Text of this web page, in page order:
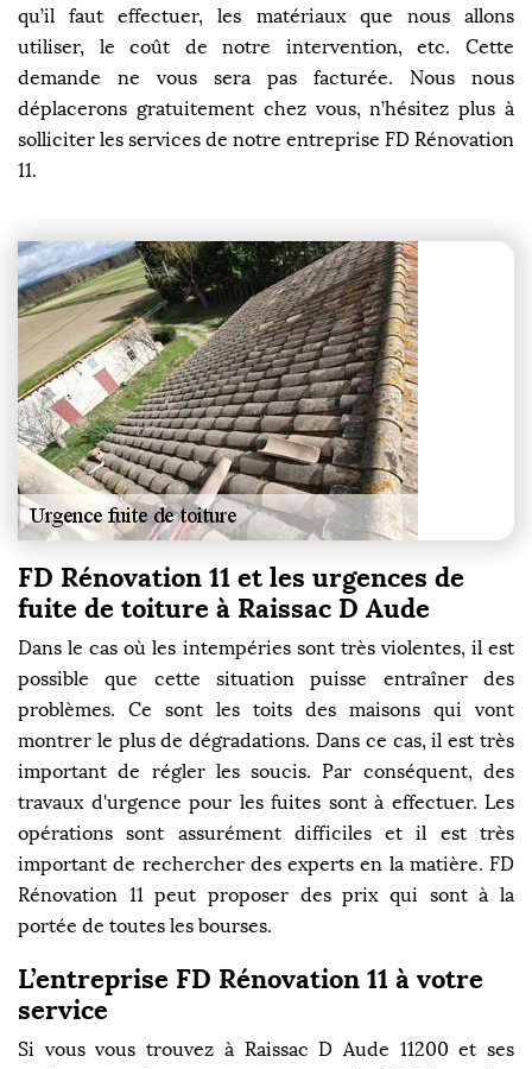
qu’il faut effectuer, les matériaux que nous allons
utiliser, le coût de notre intervention, etc. Cette
demande ne vous sera pas facturée. Nous nous
déplacerons gratuitement chez vous, n’hésitez plus à
solliciter les services de notre entreprise FD Rénovation
11.
FD Rénovation 11 et les urgences de
fuite de toiture à Raissac D Aude
Dans le cas où les intempéries sont très violentes, il est
possible que cette situation puisse entraîner des
problèmes. Ce sont les toits des maisons qui vont
montrer le plus de dégradations. Dans ce cas, il est très
important de régler les soucis. Par conséquent, des
travaux d'urgence pour les fuites sont à effectuer. Les
opérations sont assurément difficiles et il est très
important de rechercher des experts en la matière. FD
Rénovation 11 peut proposer des prix qui sont à la
portée de toutes les bourses.
L’entreprise FD Rénovation 11 à votre
service
Si vous vous trouvez à Raissac D Aude 11200 et ses